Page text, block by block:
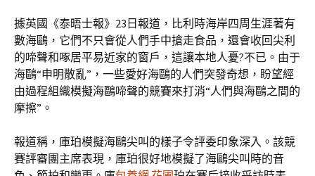
據英國《泰晤士報》23日報道，比利時海岸四周生涯著有
數海鷗，它們不只會從人們手中搶走食品，還會收回尖利
的啼聲和啄居平易近家的窗戶，這讓本地人憂?不已。由于
海鷗“申明散亂”，一些愛好海鷗的人們突發奇想，盼望經
由過程組織模擬海鷗啼聲的競賽來打消“人們與海鷗之間的
摩擦”。
報道稱，庫珀模擬海鷗尖叫的樣子令評委印象深入。該競
賽評審團主席表現，庫珀很好地模擬了海鷗尖叫時的音